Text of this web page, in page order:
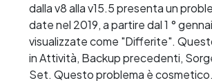
dalla v8 alla v15.5 presenta un
date nel 2019, a partire dal 1 °
visualizzate come "Differite".
in Attività, Backup precedenti,
Set. Questo problema è